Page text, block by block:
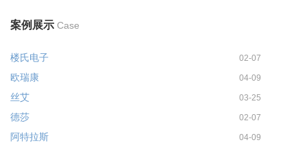
案例展示 Case
楼氏电子 02-07
欧瑞康 04-09
丝艾 03-25
德莎 02-07
阿特拉斯 04-09